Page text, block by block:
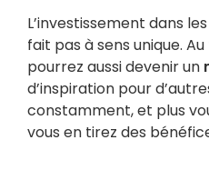
L’investissement dans
fait pas à sens unique.
pourrez aussi devenir un
d’inspiration pour
constamment, et plus
vous en tirez des